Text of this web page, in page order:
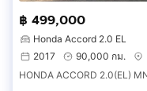
฿ 499,000
Honda Accord 2.0 EL
2017
90,000 กม.